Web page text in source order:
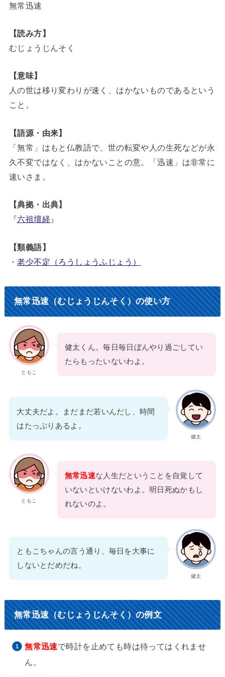
無常迅速
【読み方】
むじょうじんそく
【意味】
人の世は移り変わりが速く、はかないものであるという
こと。
【語源・由来】
「無常」はもと仏教語で、世の転変や人の生死などが永
久不変ではなく、はかないことの意。「迅速」は非常に
速いさま。
【典拠・出典】
『六祖壇経 』
【類義語】
・老少不定（ろうしょうふじょう）
無常迅速（むじょうじんそく）の使い方
ともこ
健太くん。毎日毎日ぼんやり過ごしてい
たらもったいないわよ。
健太
大丈夫だよ。まだまだ若いんだし、時間
はたっぷりあるよ。
ともこ
無常迅速な人生だということを自覚して
いないといけないわよ。明日死ぬかもし
れないのよ。
健太
ともこちゃんの言う通り、毎日を大事に
しないとだめだね。
無常迅速（むじょうじんそく）の例文
無常迅速で時計を止めても時は待ってはくれませ
ん。